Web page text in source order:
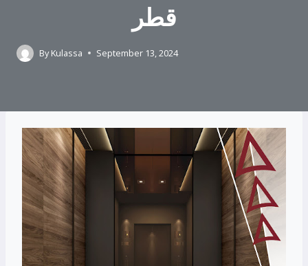
قطر
By Kulassa September 13, 2024